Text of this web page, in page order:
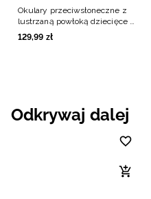
Okulary przeciwsłoneczne z
lustrzaną powłoką dziecięce -
czarne
129,99 zł
Odkrywaj dalej